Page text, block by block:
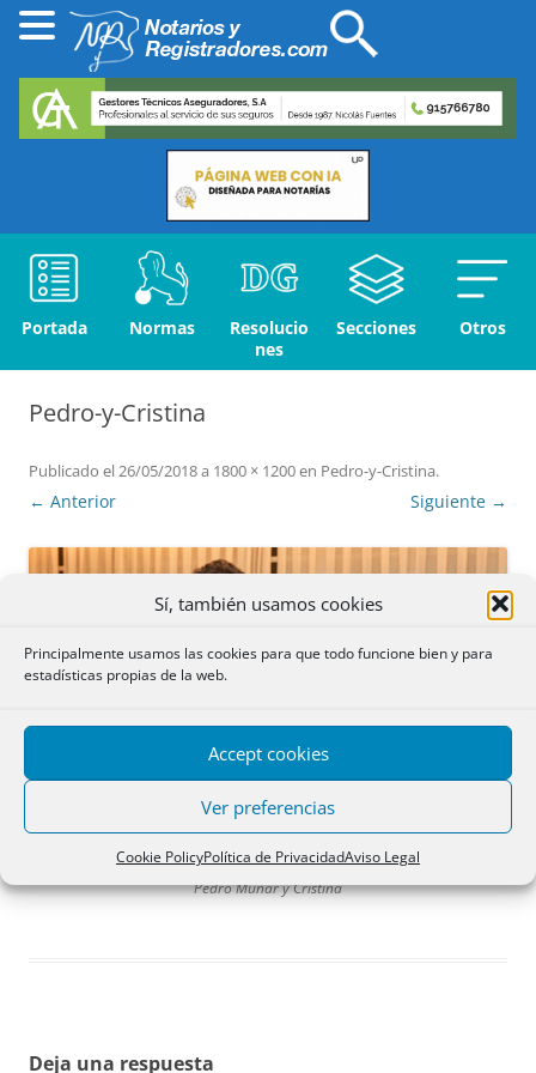
Sí, también usamos cookies
Principalmente usamos las cookies para que todo funcione bien y para
estadísticas propias de la web.
Accept cookies
Ver preferencias
Cookie PolicyPolítica de PrivacidadAviso Legal
Portada Normas
Resolucio
nes
Secciones Otros
Pedro-y-Cristina
Publicado el26/05/2018a 1800 × 1200en Pedro-y-Cristina.
← Anterior Siguiente →
Pedro Munar y Cristina
Deja una respuesta